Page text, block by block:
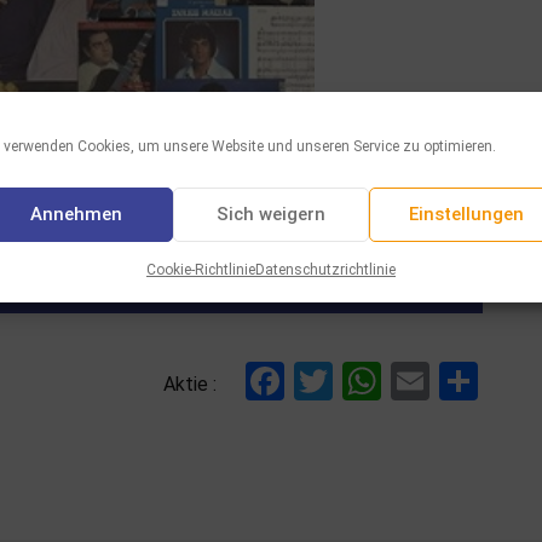
verwenden Cookies, um unsere Website und unseren Service zu optimieren.
Annehmen Sich weigern Einstellungen
Cookie-RichtlinieDatenschutzrichtlinie
Aktie : Facebook
Twitter
WhatsApp
Email